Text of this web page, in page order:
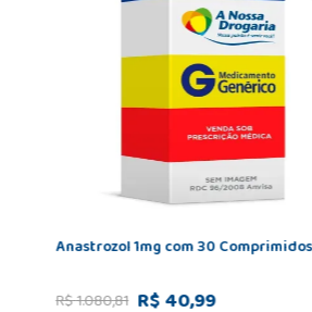
Anastrozol 1mg com 30
R$1.080,81 R$ 40,99